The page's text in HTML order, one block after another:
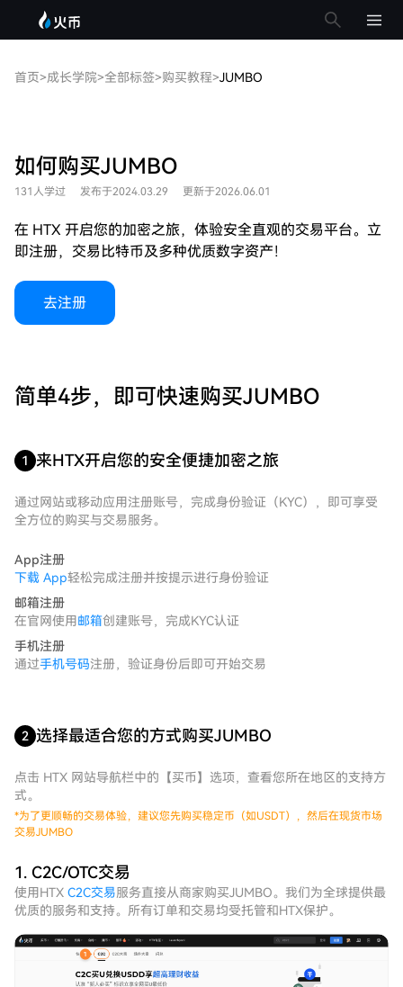
首页>成长学院>全部标签>购买教程>JUMBO
如何购买JUMBO
131人学过 发布于2024.03.29 更新于2026.06.01
在 HTX 开启您的加密之旅，体验安全直观的交易平台。立
即注册，交易比特币及多种优质数字资产！
去注册
简单4步，即可快速购买JUMBO
1 来HTX开启您的安全便捷加密之旅
通过网站或移动应用注册账号，完成身份验证（KYC），即可享受
全方位的购买与交易服务。
App注册
下载 App轻松完成注册并按提示进行身份验证
邮箱注册
在官网使用 邮箱创建账号，完成KYC认证
手机注册
通过手机号码注册，验证身份后即可开始交易
2 选择最适合您的方式购买JUMBO
点击 HTX 网站导航栏中的【买币】选项，查看您所在地区的支持方
式。
*为了更顺畅的交易体验，建议您先购买稳定币（如USDT），然后在现货市场
交易JUMBO
1. C2C/OTC交易
使用HTX C2C交易服务直接从商家购买JUMBO。我们为全球提供最
优质的服务和支持。所有订单和交易均受托管和HTX保护。